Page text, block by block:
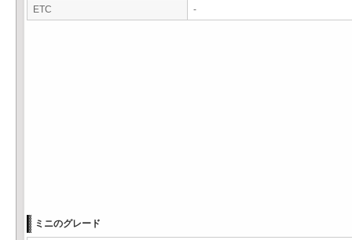
ETC -
ミニのグレード